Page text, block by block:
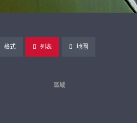
格式 列表 地圖
區域